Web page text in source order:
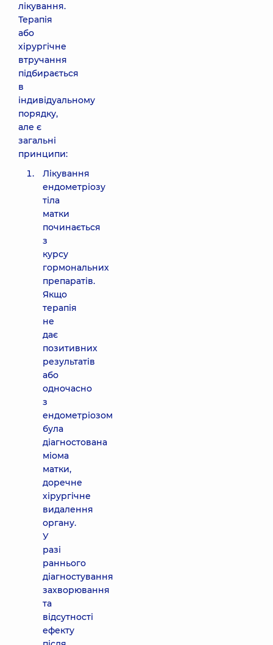
лікування.
Терапія
або
хірургічне
втручання
підбирається
в
індивідуальному
порядку,
але є
загальні
принципи:
Лікування
ендометріозу
тіла
матки
починається
з
курсу
гормональних
препаратів.
Якщо
терапія
не
дає
позитивних
результатів
або
одночасно
з
ендометріозом
була
діагностована
міома
матки,
доречне
хірургічне
видалення
органу.
У
разі
раннього
діагностування
захворювання
та
відсутності
ефекту